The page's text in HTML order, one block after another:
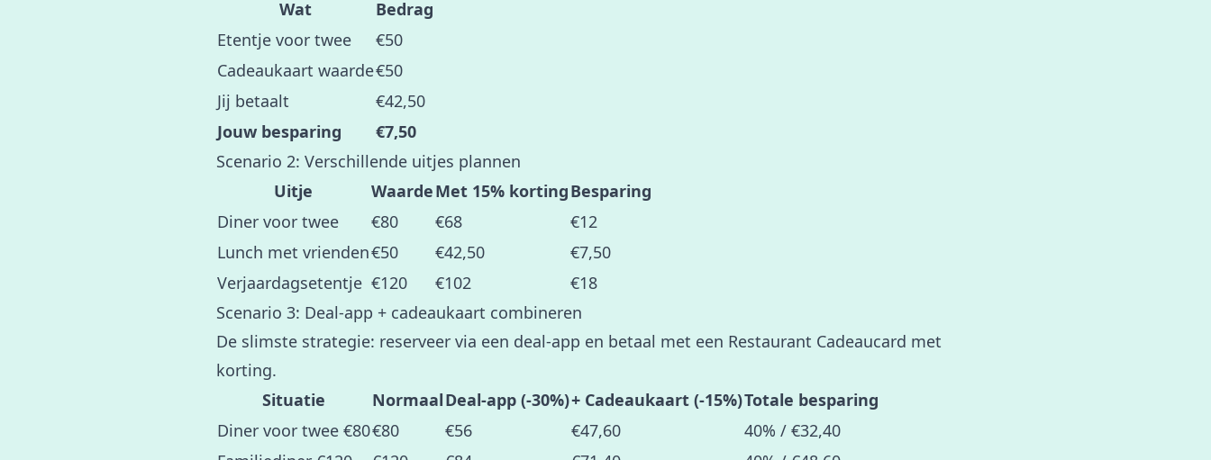
Wat
Bedrag
Etentje voor twee
€50
Cadeaukaart waarde€50
Jij betaalt
€42,50
Jouw besparing
€7,50
Scenario 2: Verschillende uitjes plannen
Uitje
WaardeMet 15% kortingBesparing
Diner voor twee
€80 €68
€12
Lunch met vrienden€50 €42,50
€7,50
Verjaardagsetentje €120 €102
€18
Scenario 3: Deal-app + cadeaukaart combineren
De slimste strategie: reserveer via een deal-app en betaal met een Restaurant Cadeaucard met
korting.
Situatie
NormaalDeal-app (-30%)+ Cadeaukaart (-15%)Totale besparing
Diner voor twee €80€80 €56 €47,60
40% / €32,40